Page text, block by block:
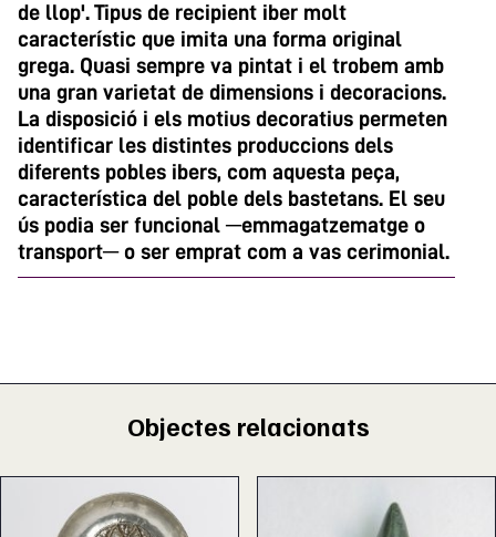
de llop'. Tipus de recipient iber molt
característic que imita una forma original
grega. Quasi sempre va pintat i el trobem amb
una gran varietat de dimensions i decoracions.
La disposició i els motius decoratius permeten
identificar les distintes produccions dels
diferents pobles ibers, com aquesta peça,
característica del poble dels bastetans. El seu
ús podia ser funcional ─emmagatzematge o
transport─ o ser emprat com a vas cerimonial.
Objectes relacionats